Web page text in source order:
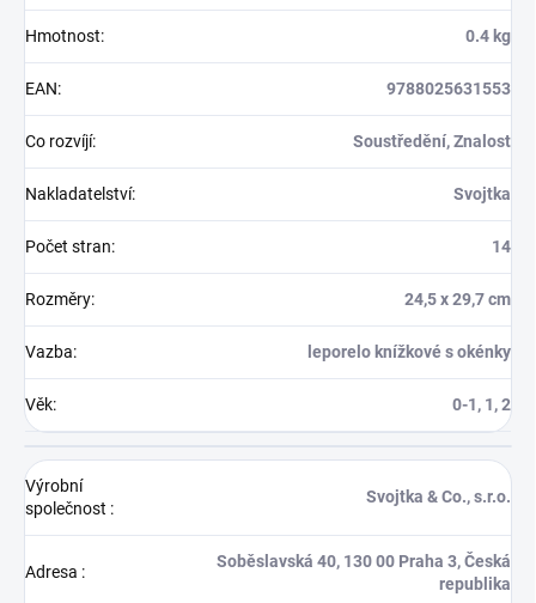
Hmotnost: 0.4 kg
EAN: 9788025631553
Co rozvíjí: Soustředění, Znalost
Nakladatelství: Svojtka
Počet stran: 14
Rozměry: 24,5 x 29,7 cm
Vazba: leporelo knížkové s okénky
Věk: 0-1, 1, 2
Výrobní
společnost :
Svojtka & Co., s.r.o.
Adresa :
Soběslavská 40, 130 00 Praha 3, Česká
republika